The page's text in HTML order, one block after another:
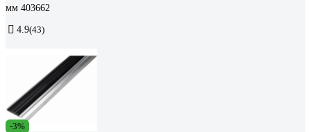
мм 403662
4.9(43)
-3%